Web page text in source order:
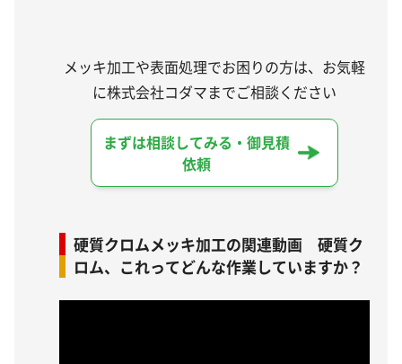
メッキ加工や表面処理でお困りの方は、お気軽
に株式会社コダマまでご相談ください
まずは相談してみる・御見積
依頼
硬質クロムメッキ加工の関連動画 硬質ク
ロム、これってどんな作業していますか？